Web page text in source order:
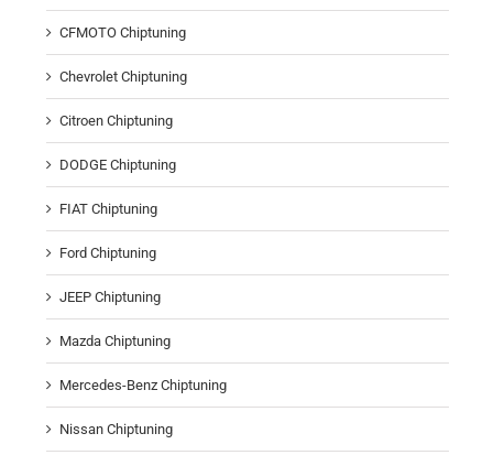
CFMOTO Chiptuning
Chevrolet Chiptuning
Citroen Chiptuning
DODGE Chiptuning
FIAT Chiptuning
Ford Chiptuning
JEEP Chiptuning
Mazda Chiptuning
Mercedes-Benz Chiptuning
Nissan Chiptuning